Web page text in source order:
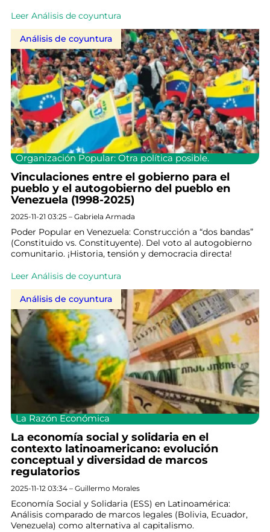
Leer Análisis de coyuntura
Análisis de coyuntura
Organización Popular: Otra política posible.
Vinculaciones entre el gobierno para el
pueblo y el autogobierno del pueblo en
Venezuela (1998-2025)
2025-11-21 03:25 – Gabriela Armada
Poder Popular en Venezuela: Construcción a “dos bandas”
(Constituido vs. Constituyente). Del voto al autogobierno
comunitario. ¡Historia, tensión y democracia directa!
Leer Análisis de coyuntura
Análisis de coyuntura
La Razón Económica
La economía social y solidaria en el
contexto latinoamericano: evolución
conceptual y diversidad de marcos
regulatorios
2025-11-12 03:34 – Guillermo Morales
Economía Social y Solidaria (ESS) en Latinoamérica:
Análisis comparado de marcos legales (Bolivia, Ecuador,
Venezuela) como alternativa al capitalismo.